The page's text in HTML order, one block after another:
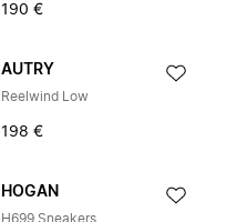
190 €
AUTRY
Reelwind Low
198 €
HOGAN
H699 Sneakers